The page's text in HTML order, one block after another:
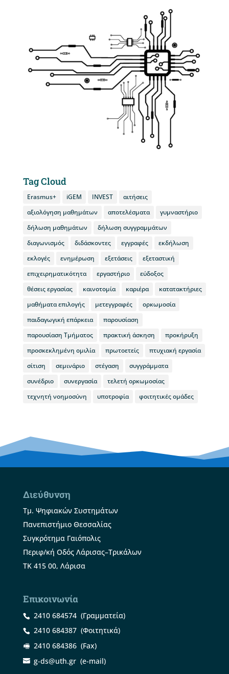
Tag Cloud
Erasmus+ iGEM INVEST
αιτήσεις
αξιολόγηση μαθημάτων
αποτελέσματα
γυμναστήριο
δήλωση μαθημάτων
δήλωση συγγραμμάτων
διαγωνισμός
διδάσκοντες εγγραφές
εκδήλωση
εκλογές
ενημέρωση εξετάσεις
εξεταστική
επιχειρηματικότητα
εργαστήριο
εύδοξος
θέσεις εργασίας
καινοτομία καριέρα
κατατακτήριες
μαθήματα επιλογής
μετεγγραφές
ορκωμοσία
παιδαγωγική επάρκεια
παρουσίαση
παρουσίαση Τμήματος
πρακτική άσκηση
προκήρυξη
προσκεκλημένη ομιλία
πρωτοετείς
πτυχιακή εργασία
σίτιση
σεμινάριο στέγαση
συγγράμματα
συνέδριο
συνεργασία
τελετή ορκωμοσίας
τεχνητή νοημοσύνη
υποτροφία φοιτητικές ομάδες
Διεύθυνση
Τμ. Ψηφιακών Συστημάτων
Πανεπιστήμιο Θεσσαλίας
Συγκρότημα Γαιόπολις
Περιφ/κή Οδός Λάρισας–Τρικάλων
ΤΚ 415 00, Λάρισα
Επικοινωνία
2410 684574(Γραμματεία)
2410 684387(Φοιτητικά)
2410 684386(Fax)
g-ds@uth.gr(e-mail)